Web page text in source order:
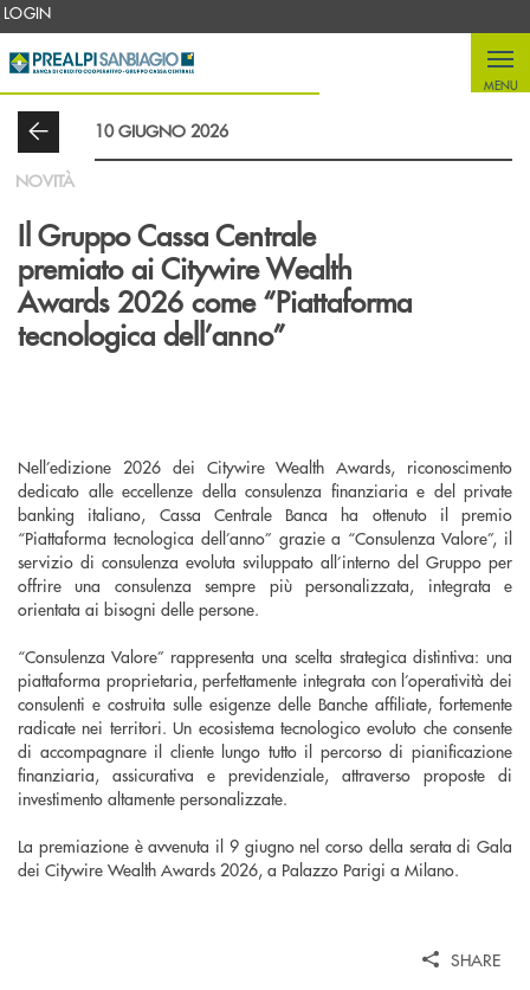
Salta al contenuto principale
LOGIN
MENU
10 GIUGNO 2026
NOVITÀ
Il Gruppo Cassa Centrale
premiato ai Citywire Wealth
Awards 2026 come “Piattaforma
tecnologica dell’anno”
Nell’edizione 2026 dei Citywire Wealth Awards, riconoscimento
dedicato alle eccellenze della consulenza finanziaria e del private
banking italiano, Cassa Centrale Banca ha ottenuto il premio
“Piattaforma tecnologica dell’anno” grazie a “Consulenza Valore”, il
servizio di consulenza evoluta sviluppato all’interno del Gruppo per
offrire una consulenza sempre più personalizzata, integrata e
orientata ai bisogni delle persone.
“Consulenza Valore” rappresenta una scelta strategica distintiva: una
piattaforma proprietaria, perfettamente integrata con l’operatività dei
consulenti e costruita sulle esigenze delle Banche affiliate, fortemente
radicate nei territori. Un ecosistema tecnologico evoluto che consente
di accompagnare il cliente lungo tutto il percorso di pianificazione
finanziaria, assicurativa e previdenziale, attraverso proposte di
investimento altamente personalizzate.
La premiazione è avvenuta il 9 giugno nel corso della serata di Gala
dei Citywire Wealth Awards 2026, a Palazzo Parigi a Milano.
SHARE